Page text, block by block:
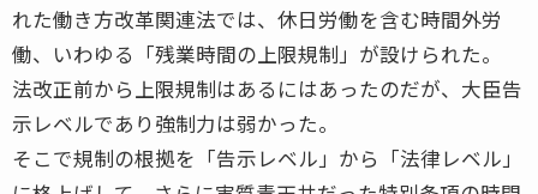
れた働き方改革関連法では、休日労働を含む時間外労
働、いわゆる「残業時間の上限規制」が設けられた。
法改正前から上限規制はあるにはあったのだが、大臣告
示レベルであり強制力は弱かった。
そこで規制の根拠を「告示レベル」から「法律レベル」